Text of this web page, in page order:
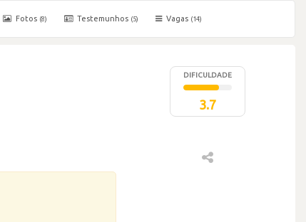
Fotos (8) Testemunhos (5) Vagas (14)
DIFICULDADE
3.7